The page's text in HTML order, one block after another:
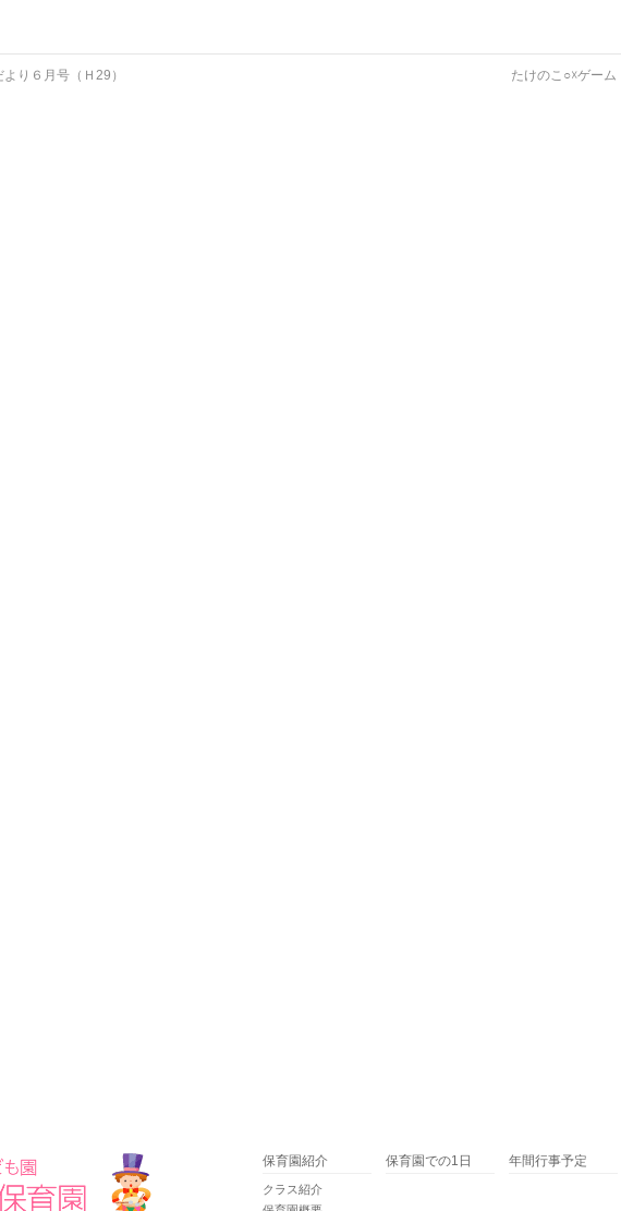
り６月号（Ｈ29） たけのこ○☓ゲーム
保育園紹介
クラス紹介
保育園での1日 年間行事予定